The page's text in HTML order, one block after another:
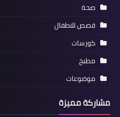
صحة
قصص للاطفال
كورسات
مطبخ
موضوعات
مشاركة مميزة